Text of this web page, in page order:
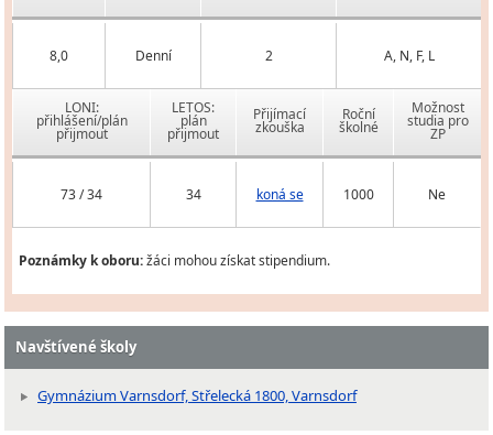
8,0 Denní 2 A, N, F, L
LONI:
přihlášení/plán
přijmout
LETOS:
plán
přijmout
Přijímací
zkouška
Roční
školné
Možnost
studia pro
ZP
73 / 34 34 koná se 1000 Ne
Poznámky k oboru:žáci mohou získat stipendium.
Navštívené školy
Gymnázium Varnsdorf, Střelecká 1800, Varnsdorf